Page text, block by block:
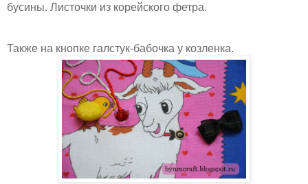
бусины. Листочки из корейского фетра.
Также на кнопке галстук-бабочка у козленка.